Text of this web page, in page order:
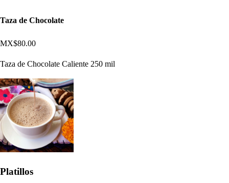
Taza de Chocolate
MX$80.00
Taza de Chocolate Caliente 250 mil
Platillos